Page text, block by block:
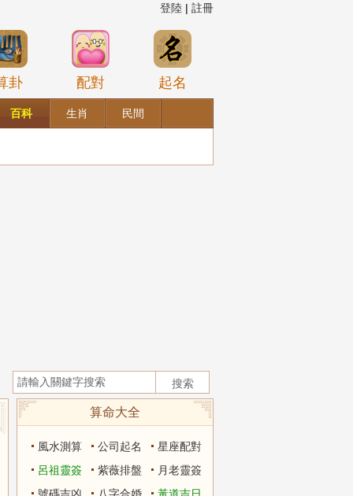
登陸 | 註冊
卦 配對 起名
百科 生肖 民間
算命大全
風水測算 公司起名
星座配對
呂祖靈簽
紫薇排盤
月老靈簽